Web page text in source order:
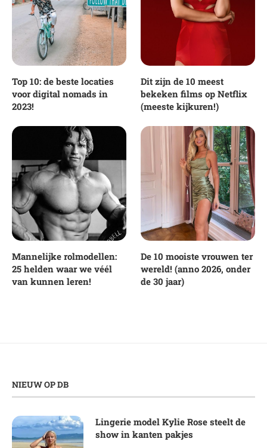
Top 10: de beste locaties
voor digital nomads in
2023!
Dit zijn de 10 meest
bekeken films op Netflix
(meeste kijkuren!)
Mannelijke rolmodellen:
25 helden waar we véél
van kunnen leren!
De 10 mooiste vrouwen ter
wereld! (anno 2026, onder
de 30 jaar)
NIEUW OP DB
Lingerie model Kylie Rose steelt de
show in kanten pakjes